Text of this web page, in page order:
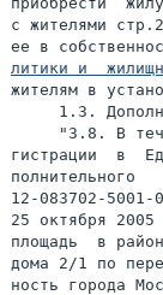
с жителями
ее в
литики и
жителям в
1.3.
"3.8. В
гистрации  в
12-083702-5001-
25 октября
площадь  в
дома 2/1 по
ность города